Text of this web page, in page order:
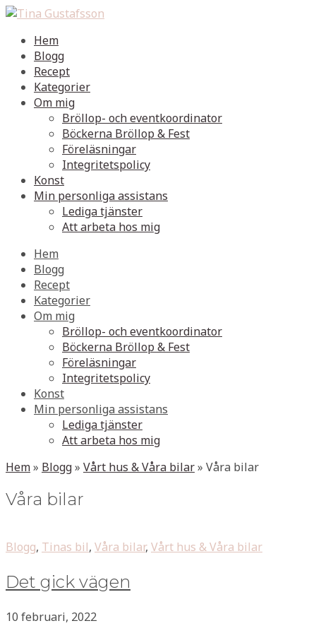
Hem
Blogg
Recept
Kategorier
Om mig
Bröllop- och eventkoordinator
Böckerna Bröllop & Fest
Föreläsningar
Integritetspolicy
Konst
Min personliga assistans
Lediga tjänster
Att arbeta hos mig
Hem
Blogg
Recept
Kategorier
Om mig
Bröllop- och eventkoordinator
Böckerna Bröllop & Fest
Föreläsningar
Integritetspolicy
Konst
Min personliga assistans
Lediga tjänster
Att arbeta hos mig
Hem» Blogg» Vårt hus & Våra bilar» Våra bilar
Våra bilar
Blogg, Tinas bil, Våra bilar, Vårt hus & Våra bilar
Det gick vägen
10 februari, 2022